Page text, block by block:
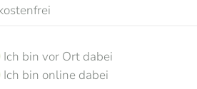
Ich bin vor Ort dabei
Ich bin online dabei